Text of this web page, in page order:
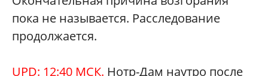
пока не называется. Расследование
продолжается.
UPD: 12:40 МСК. Нотр-Дам наутро после